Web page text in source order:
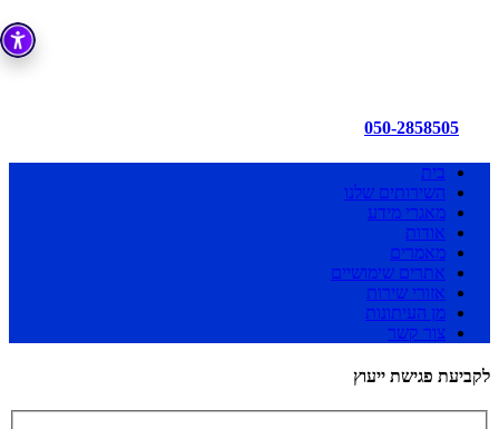
050-2858505
בית
השירותים שלנו
מאגרי מידע
אודות
מאמרים
אתרים שימושיים
אזורי שירות
מן העיתונות
צור קשר
לקביעת פגישת ייעוץ